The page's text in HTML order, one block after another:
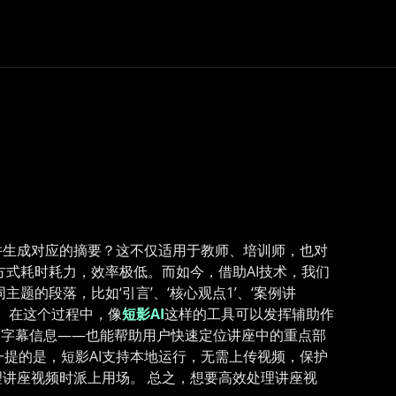
成对应的摘要？这不仅适用于教师、培训师，也对
耗时耗力，效率极低。而如今，借助AI技术，我们
的段落，比如‘引言’、‘核心观点1’、‘案例讲
在这个过程中，像短影AI这样的工具可以发挥辅助作
幕信息——也能帮助用户快速定位讲座中的重点部
的是，短影AI支持本地运行，无需上传视频，保护
座视频时派上用场。 总之，想要高效处理讲座视